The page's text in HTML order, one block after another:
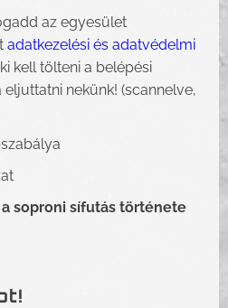
az egyesület
adatkezelési és adatvédelmi
kell tölteni a belépési
nekünk! (scannelve,
soproni sífutás története